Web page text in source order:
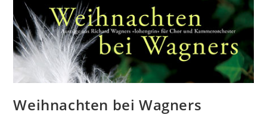
Weihnachten bei Wagners